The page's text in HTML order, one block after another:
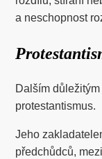
a neschopnost
Dalším
protestantismus.
Jeho
předchůdců,